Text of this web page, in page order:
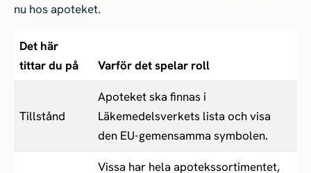
nu hos apoteket.
Det här
tittar du på
Varför det spelar roll
Tillstånd
Apoteket ska finnas i
Läkemedelsverkets lista och visa
den EU-gemensamma symbolen.
Vissa har hela apotekssortimentet,